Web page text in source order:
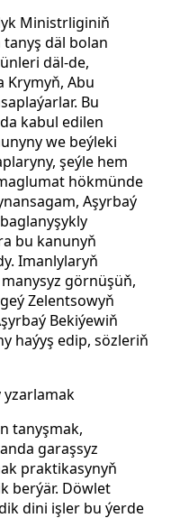
Ministrliginiň
däl bolan
däl-de,
Krymyň, Abu
Bu
kabul edilen
we beýleki
şeýle hem
hökmünde
Aşyrbaý
bu kanunyň
Imanlylaryň
görnüşüň,
Zelentsowyň
Bekiýewiň
haýyş edip, sözleriň
tanyşmak,
garaşsyz
praktikasynyň
berýär. Döwlet
dini işler bu ýerde